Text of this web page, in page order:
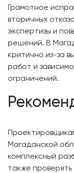
Грамотное
вторичных
экспертизы и
решений. В
критично из-за
работ и
ограничений.
Магаданской
комплексный
также